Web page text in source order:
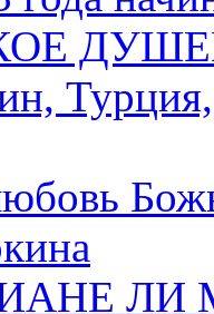
ЛИ